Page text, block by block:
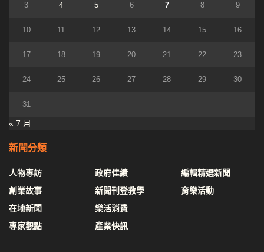
3 4 5 6 7 8 9
10 11 12 13 14 15 16
17 18 19 20 21 22 23
24 25 26 27 28 29 30
31
« 7 月
新聞分類
人物專訪
創業故事
在地新聞
專家觀點
政府佳績
新聞刊登教學
樂活消費
產業快訊
編輯精選新聞
育樂活動